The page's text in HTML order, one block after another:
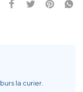
la curier.